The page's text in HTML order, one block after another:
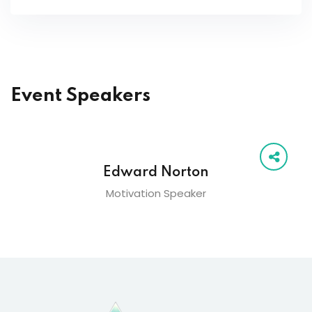
Event Speakers
Edward Norton
Motivation Speaker